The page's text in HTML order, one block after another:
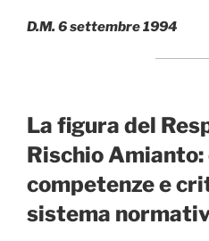
D.M. 6 settembre 1994
La figura del
Rischio
competenze e
sistema